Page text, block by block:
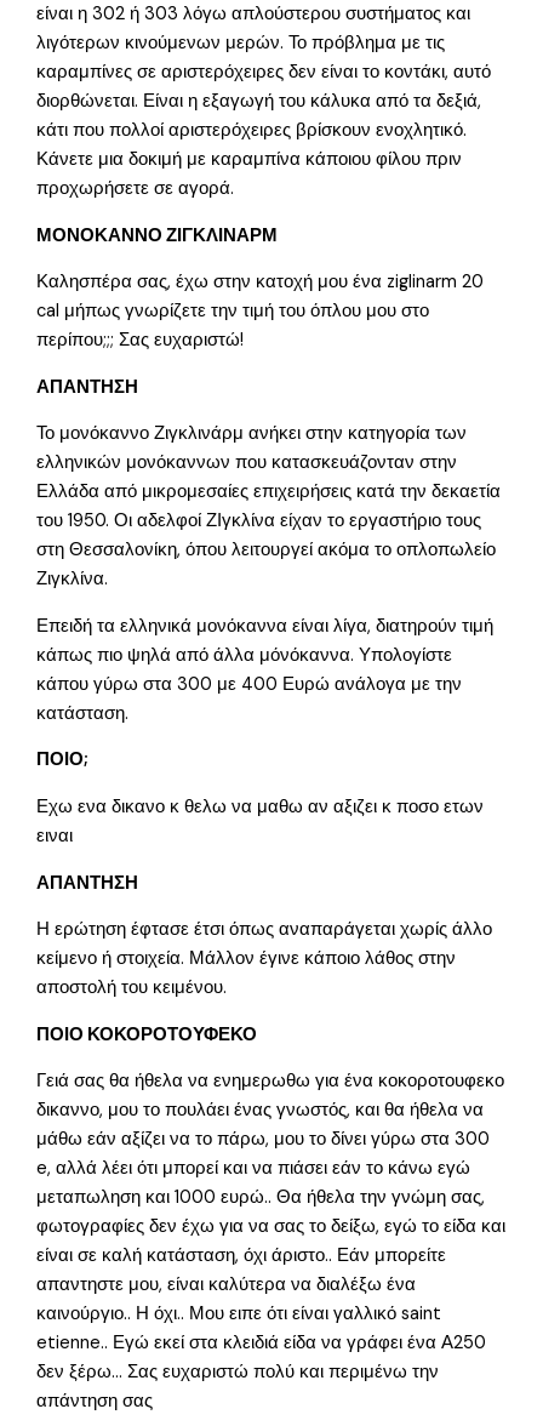
είναι η 302 ή 303 λόγω απλούστερου συστήματος και
λιγότερων κινούμενων μερών. Το πρόβλημα με τις
καραμπίνες σε αριστερόχειρες δεν είναι το κοντάκι, αυτό
διορθώνεται. Είναι η εξαγωγή του κάλυκα από τα δεξιά,
κάτι που πολλοί αριστερόχειρες βρίσκουν ενοχλητικό.
Κάνετε μια δοκιμή με καραμπίνα κάποιου φίλου πριν
προχωρήσετε σε αγορά.
ΜΟΝΟΚΑΝΝΟ ΖΙΓΚΛΙΝΑΡΜ
Καλησπέρα σας, έχω στην κατοχή μου ένα ziglinarm 20
cal μήπως γνωρίζετε την τιμή του όπλου μου στο
περίπου;;; Σας ευχαριστώ!
ΑΠΑΝΤΗΣΗ
Το μονόκαννο Ζιγκλινάρμ ανήκει στην κατηγορία των
ελληνικών μονόκαννων που κατασκευάζονταν στην
Ελλάδα από μικρομεσαίες επιχειρήσεις κατά την δεκαετία
του 1950. Οι αδελφοί ΖΙγκλίνα είχαν το εργαστήριο τους
στη Θεσσαλονίκη, όπου λειτουργεί ακόμα το οπλοπωλείο
Ζιγκλίνα.
Επειδή τα ελληνικά μονόκαννα είναι λίγα, διατηρούν τιμή
κάπως πιο ψηλά από άλλα μόνόκαννα. Υπολογίστε
κάπου γύρω στα 300 με 400 Ευρώ ανάλογα με την
κατάσταση.
ΠΟΙΟ;
Εχω ενα δικανο κ θελω να μαθω αν αξιζει κ ποσο ετων
ειναι
ΑΠΑΝΤΗΣΗ
Η ερώτηση έφτασε έτσι όπως αναπαράγεται χωρίς άλλο
κείμενο ή στοιχεία. Μάλλον έγινε κάποιο λάθος στην
αποστολή του κειμένου.
ΠΟΙΟ ΚΟΚΟΡΟΤΟΥΦΕΚΟ
Γειά σας θα ήθελα να ενημερωθω για ένα κοκοροτουφεκο
δικαννο, μου το πουλάει ένας γνωστός, και θα ήθελα να
μάθω εάν αξίζει να το πάρω, μου το δίνει γύρω στα 300
e, αλλά λέει ότι μπορεί και να πιάσει εάν το κάνω εγώ
μεταπωληση και 1000 ευρώ.. Θα ήθελα την γνώμη σας,
φωτογραφίες δεν έχω για να σας το δείξω, εγώ το είδα και
είναι σε καλή κατάσταση, όχι άριστο.. Εάν μπορείτε
απαντηστε μου, είναι καλύτερα να διαλέξω ένα
καινούργιο.. Η όχι.. Μου ειπε ότι είναι γαλλικό saint
etienne.. Εγώ εκεί στα κλειδιά είδα να γράφει ένα Α250
δεν ξέρω… Σας ευχαριστώ πολύ και περιμένω την
απάντηση σας